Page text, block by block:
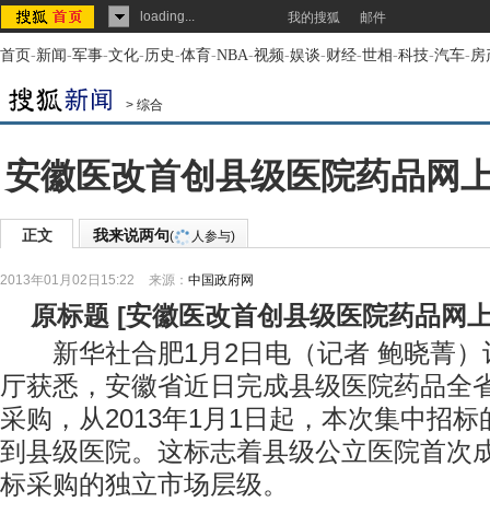
loading... 我的搜狐 邮件
首页-新闻-军事-文化-历史-体育-NBA-视频-娱谈-财经-世相-科技-汽车-房
> 综合
安徽医改首创县级医院药品网
正文 我来说两句( 人参与)
2013年01月02日15:22 来源： 中国政府网
原标题 [安徽医改首创县级医院药品网
新华社合肥1月2日电（记者 鲍晓菁）
厅获悉，安徽省近日完成县级医院药品全
采购，从2013年1月1日起，本次集中招标
到县级医院。这标志着县级公立医院首次
标采购的独立市场层级。